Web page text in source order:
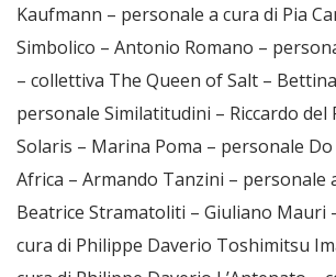
Kaufmann – personale a cura di Pia
Simbolico – Antonio Romano –
– collettiva The Queen of Salt –
personale Similatitudini – Riccardo del
Solaris – Marina Poma – personale
Africa – Armando Tanzini – personale
Beatrice Stramatoliti – Giuliano Mauri
cura di Philippe Daverio Toshimitsu